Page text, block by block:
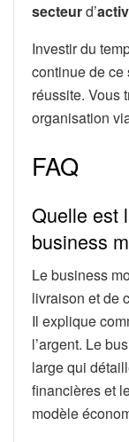
secteurd’
Investir du
continue de
réussite. Vous
organisation
FAQ
Quelle est
business
Le business
livraison et de
Il explique
l’argent. Le
large qui
financières et
modèle